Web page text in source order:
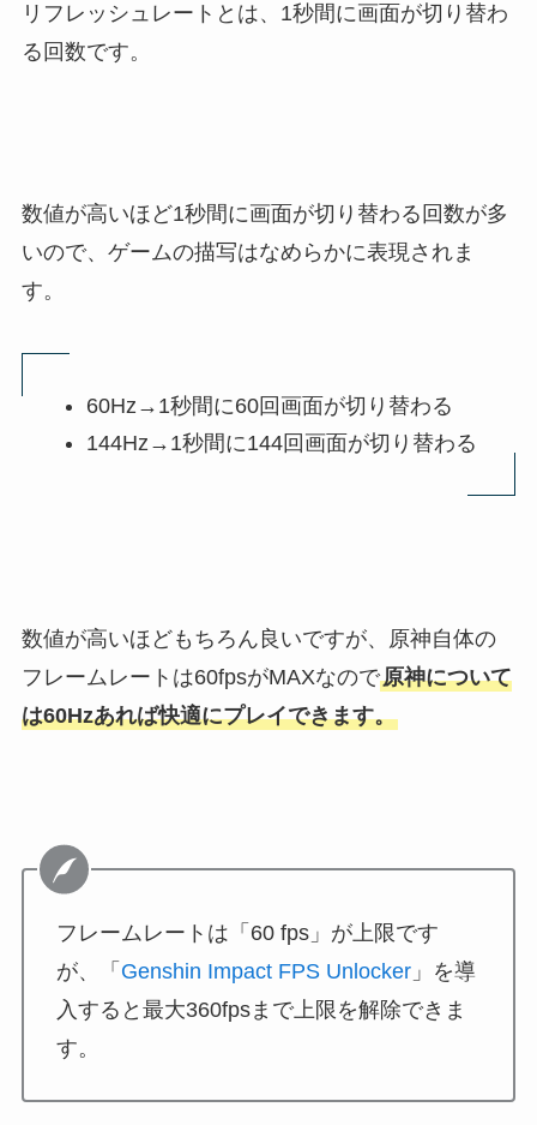
リフレッシュレートとは、1秒間に画面が切り替わ
る回数です。
数値が高いほど1秒間に画面が切り替わる回数が多
いので、ゲームの描写はなめらかに表現されま
す。
60Hz→1秒間に60回画面が切り替わる
144Hz→1秒間に144回画面が切り替わる
数値が高いほどもちろん良いですが、原神自体の
フレームレートは60fpsがMAXなので原神について
は60Hzあれば快適にプレイできます。
フレームレートは「60 fps」が上限です
が、「 Genshin Impact FPS Unlocker」を導
入すると最大360fpsまで上限を解除できま
す。